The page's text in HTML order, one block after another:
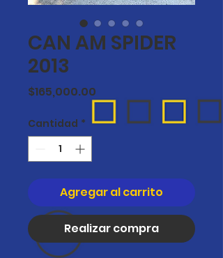
CAN AM SPIDER
2013
$165,000.00
Cantidad *
Agregar al carrito
Realizar compra